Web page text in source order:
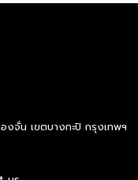
ปิดเผยภายหลังเป็น
รแฟรนไชส์ใน 2
ารจัดการธุรกิจแฟรน
รุ่นที่ 29 ซึ่งเป็น
จั่น เขตบางกะปิ กรุงเทพฯ